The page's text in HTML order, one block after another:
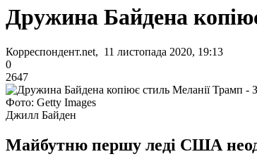
Дружина Байдена
Корреспондент.net, 11 листопада 2020, 19:13
0
2647
Фото: Getty Images
Джилл Байден
Майбутню першу леді США